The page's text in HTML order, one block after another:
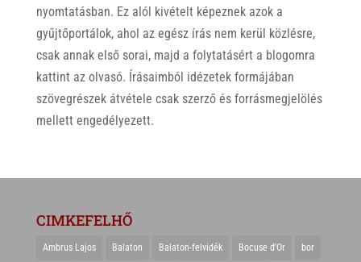
nyomtatásban. Ez alól kivételt képeznek azok a
gyűjtőportálok, ahol az egész írás nem kerül közlésre,
csak annak első sorai, majd a folytatásért a blogomra
kattint az olvasó. Írásaimból idézetek formájában
szövegrészek átvétele csak szerző és forrásmegjelölés
mellett engedélyezett.
CIMKEFELHŐ
Ambrus Lajos Balaton Balaton-felvidék Bocuse d'Or bor